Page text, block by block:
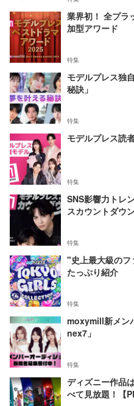
業界初！ 全プラ
加型アワード
特集
モデルプレス独
秘訣」
特集
モデルプレス読
特集
SNS影響力トレ
スカウントダウン
特集
"史上最大級の
たっぷり紹介
特集
moxymill新メン
nex7」
特集
ディズニー作品
べて見放題！【